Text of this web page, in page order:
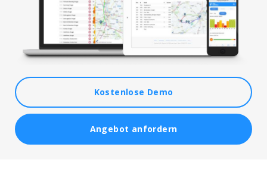
Kostenlose Demo
Angebot anfordern